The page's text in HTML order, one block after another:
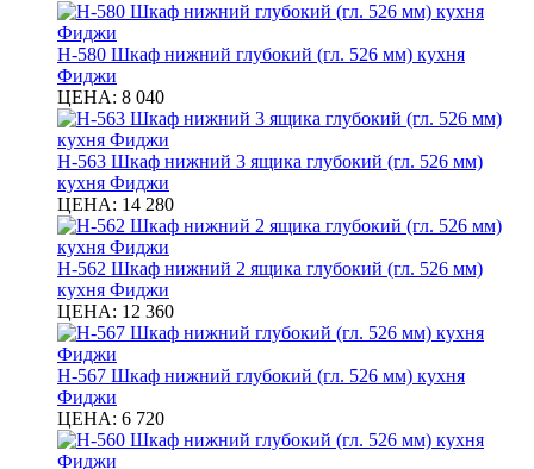
Н-580 Шкаф нижний глубокий (гл. 526 мм) кухня
Фиджи
ЦЕНА: 8 040
Н-563 Шкаф нижний 3 ящика глубокий (гл. 526 мм)
кухня Фиджи
ЦЕНА: 14 280
Н-562 Шкаф нижний 2 ящика глубокий (гл. 526 мм)
кухня Фиджи
ЦЕНА: 12 360
Н-567 Шкаф нижний глубокий (гл. 526 мм) кухня
Фиджи
ЦЕНА: 6 720